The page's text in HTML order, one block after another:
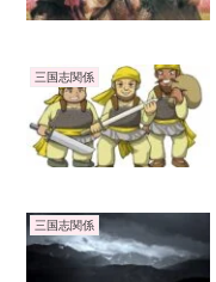
三国志関係
三国志関係